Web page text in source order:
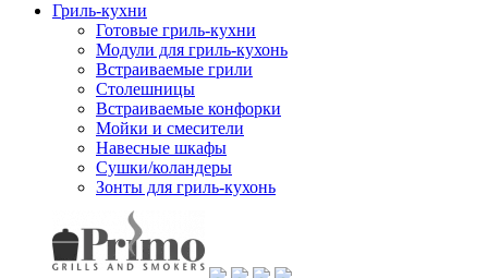
Гриль-кухни
Готовые гриль-кухни
Модули для гриль-кухонь
Встраиваемые грили
Столешницы
Встраиваемые конфорки
Мойки и смесители
Навесные шкафы
Сушки/коландеры
Зонты для гриль-кухонь